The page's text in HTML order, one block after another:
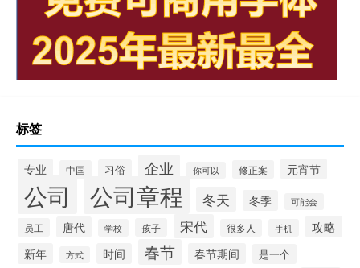
标签
专业 中国 习俗 企业 你可以 修正案 元宵节
公司 公司章程 冬天 冬季 可能会
员工 唐代 学校 孩子 宋代 很多人 手机 攻略
新年 方式 时间 春节 春节期间 是一个